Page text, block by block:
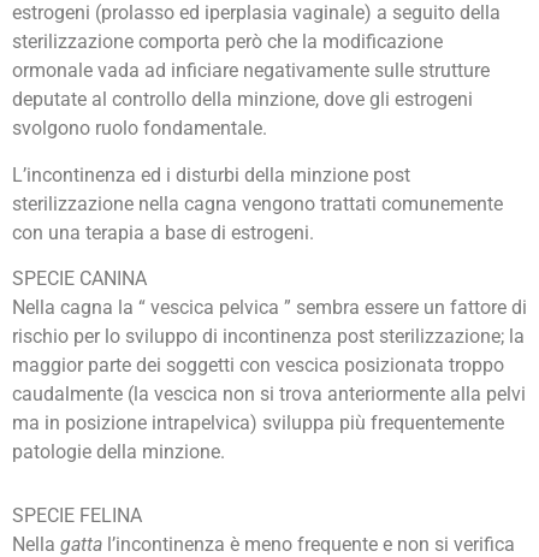
estrogeni (prolasso ed iperplasia vaginale) a seguito della
sterilizzazione comporta però che la modificazione
ormonale vada ad inficiare negativamente sulle strutture
deputate al controllo della minzione, dove gli estrogeni
svolgono ruolo fondamentale.
L’incontinenza ed i disturbi della minzione post
sterilizzazione nella cagna vengono trattati comunemente
con una terapia a base di estrogeni.
SPECIE CANINA
Nella cagna la “ vescica pelvica ” sembra essere un fattore di
rischio per lo sviluppo di incontinenza post sterilizzazione; la
maggior parte dei soggetti con vescica posizionata troppo
caudalmente (la vescica non si trova anteriormente alla pelvi
ma in posizione intrapelvica) sviluppa più frequentemente
patologie della minzione.
SPECIE FELINA
Nella gatta l’incontinenza è meno frequente e non si verifica